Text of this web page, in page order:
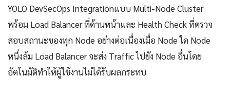
YOLO DevSecOps Integrationแบบ Multi-Node Cluster
พร้อม Load Balancer ที่ด้านหน้าและ Health Check ที่ตรวจ
สอบสถานะของทุก Node อย่างต่อเนื่องเมื่อ Node ใด Node
หนึ่งล้ม Load Balancer จะส่ง Traffic ไปยัง Node อื่นโดย
อัตโนมัติทำให้ผู้ใช้งานไม่ได้รับผลกระทบ